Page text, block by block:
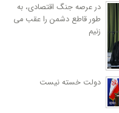
در عرصه جنگ اقتصادی، به
طور قاطع دشمن را عقب می
زنیم
دولت خسته نیست